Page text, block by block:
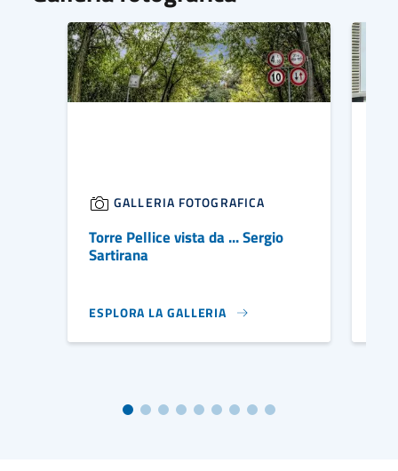
GALLERIA FOTOGRAFICA
Torre Pellice vista da ... Sergio
Sartirana
ESPLORA LA GALLERIA
IMMAGINE DI COPERTINA